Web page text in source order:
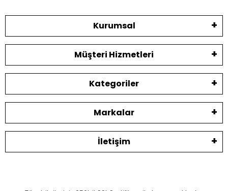
Kurumsal
Müşteri Hizmetleri
Kategoriler
Markalar
İletişim